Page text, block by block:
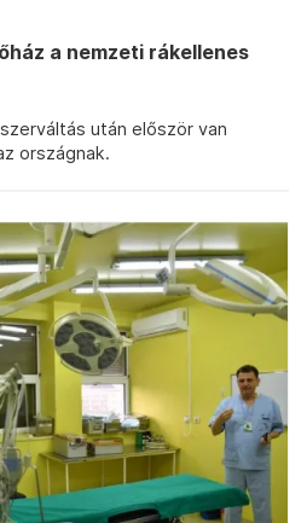
a nemzeti rákellenes
után először van
országnak.